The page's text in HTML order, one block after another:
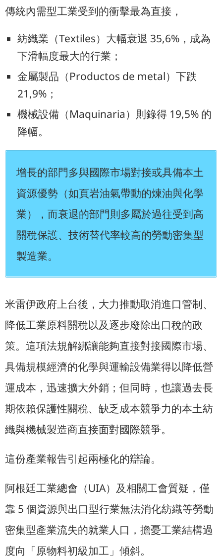
傳統內需型工業受到的衝擊最為直接，
紡織業（Textiles）大幅衰退 35,6%，成為
下滑幅度最大的行業；
金屬製品（Productos de metal）下跌
21,9%；
機械設備（Maquinaria）則錄得 19,5% 的
降幅。
增長的部門多與國際市場對接或具備本土
資源優勢（如頁岩油氣帶動的煉油與化學
業），而衰退的部門則多屬於過往受到高
關稅保護、技術替代率較高的勞動密集型
製造業。
米雷伊政府上台後，大力推動取消進口管制、
降低工業原料關稅以及逐步廢除出口稅的政
策。這項法規解綁讓能夠直接對接國際市場、
具備規模經濟的化學與運輸設備業得以降低營
運成本，迅速擴大外銷；但同時，也讓過去長
期依賴保護性關稅、缺乏成本競爭力的本土紡
織與機械製造商直接面對國際競爭。
這份產業報告引起兩極化的辯論。
阿根廷工業總會（UIA）及相關工會質疑，僅
靠 5 個資源與出口型行業無法消化紡織等勞動
密集型產業流失的就業人口，擔憂工業結構過
度向「原物料初級加工」傾斜。